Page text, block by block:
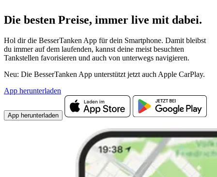
Die besten Preise, immer live mit dabei.
Hol dir die BesserTanken App für dein Smartphone. Damit bleibst
du immer auf dem laufenden, kannst deine meist besuchten
Tankstellen favorisieren und auch von unterwegs navigieren.
Neu: Die BesserTanken App unterstützt jetzt auch Apple CarPlay.
App herunterladen
App herunterladen